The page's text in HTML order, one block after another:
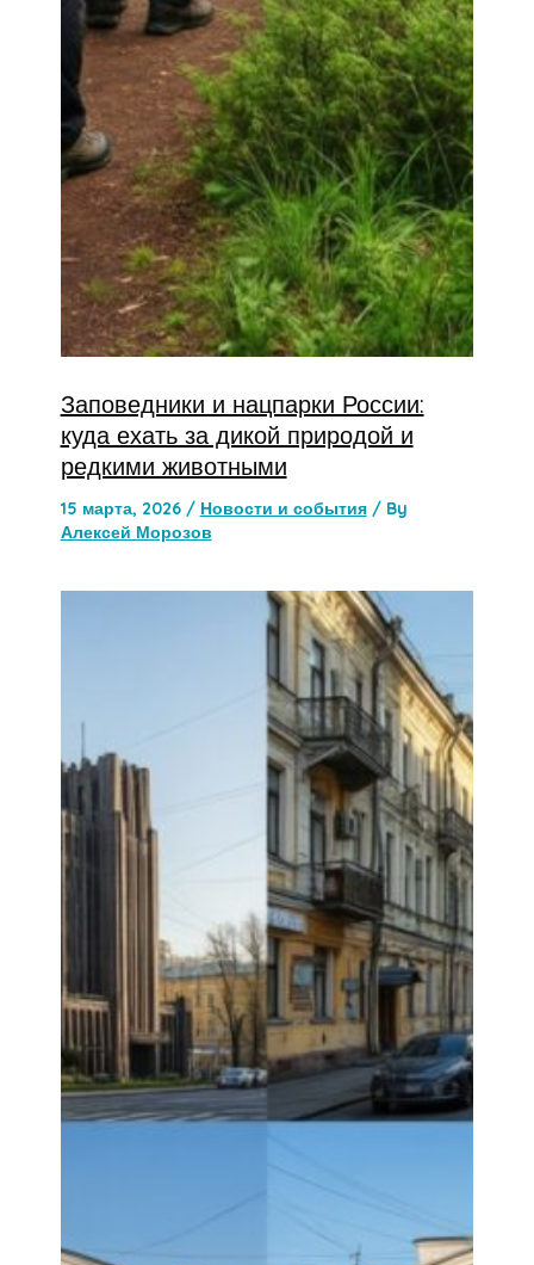
Заповедники и нацпарки России:
куда ехать за дикой природой и
редкими животными
15 марта, 2026 / Новости и события/ By
Алексей Морозов